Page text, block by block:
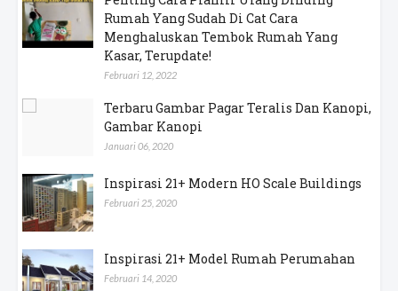
Rumah Yang Sudah Di Cat Cara
Menghaluskan Tembok Rumah Yang
Kasar, Terupdate!
Februari 12, 2022
Terbaru Gambar Pagar Teralis Dan Kanopi,
Gambar Kanopi
Januari 06, 2020
Inspirasi 21+ Modern HO Scale Buildings
Februari 25, 2020
Inspirasi 21+ Model Rumah Perumahan
Februari 14, 2020